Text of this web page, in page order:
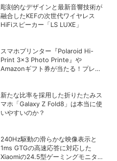
彫刻的なデザインと最新音響技術が
融合したKEFの次世代ワイヤレス
HiFiスピーカー「LS LUXE」
スマホプリンター『Polaroid Hi-
Print 3×3 Photo Printe』や
Amazonギフト券が当たる！プレゼ
新たな比率を採用した折りたたみス
マホ「Galaxy Z Fold8」は本当に使
いやすいのか？
240Hz駆動の滑らかな映像表示と
1ms GTGの高速応答に対応した
Xiaomiの24.5型ゲーミングモニター